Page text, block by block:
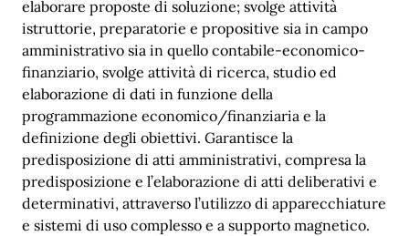
elaborare proposte di soluzione; svolge attività
istruttorie, preparatorie e propositive sia in campo
amministrativo sia in quello contabile-economico-
finanziario, svolge attività di ricerca, studio ed
elaborazione di dati in funzione della
programmazione economico/finanziaria e la
definizione degli obiettivi. Garantisce la
predisposizione di atti amministrativi, compresa la
predisposizione e l’elaborazione di atti deliberativi e
determinativi, attraverso l’utilizzo di apparecchiature
e sistemi di uso complesso e a supporto magnetico.